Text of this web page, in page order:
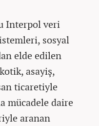
Interpol veri
sosyal
elde edilen
asayiş,
ticaretiyle
mücadele daire
aranan